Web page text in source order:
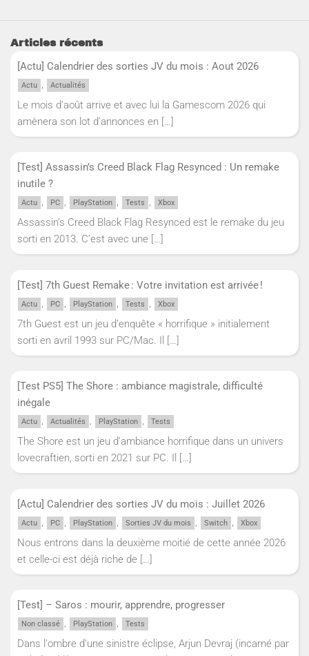
Articles récents
[Actu] Calendrier des sorties JV du mois : Aout 2026
Actu , Actualités
Le mois d’août arrive et avec lui la Gamescom 2026 qui
amènera son lot d’annonces en […]
[Test] Assassin’s Creed Black Flag Resynced : Un remake
inutile ?
Actu , PC , PlayStation , Tests , Xbox
Assassin’s Creed Black Flag Resynced est le remake du jeu
sorti en 2013. C’est avec une […]
[Test] 7th Guest Remake : Votre invitation est arrivée !
Actu , PC , PlayStation , Tests , Xbox
7th Guest est un jeu d’enquête « horrifique » initialement
sorti en avril 1993 sur PC/Mac. Il […]
[Test PS5] The Shore : ambiance magistrale, difficulté
inégale
Actu , Actualités , PlayStation , Tests
The Shore est un jeu d’ambiance horrifique dans un univers
lovecraftien, sorti en 2021 sur PC. Il […]
[Actu] Calendrier des sorties JV du mois : Juillet 2026
Actu , PC , PlayStation , Sorties JV du mois , Switch , Xbox
Nous entrons dans la deuxième moitié de cette année 2026
et celle-ci est déjà riche de […]
[Test] – Saros : mourir, apprendre, progresser
Non classé , PlayStation , Tests
Dans l'ombre d'une sinistre éclipse, Arjun Devraj (incarné par